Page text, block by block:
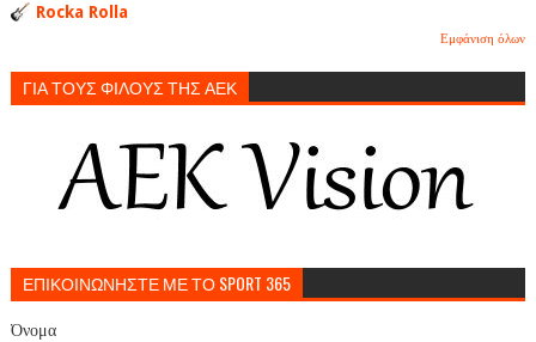
Rocka Rolla
Εμφάνιση όλων
ΓΙΑ ΤΟΥΣ ΦΙΛΟΥΣ ΤΗΣ ΑΕΚ
ΕΠΙΚΟΙΝΩΝΗΣΤΕ ΜΕ ΤΟ SPORT 365
Όνομα